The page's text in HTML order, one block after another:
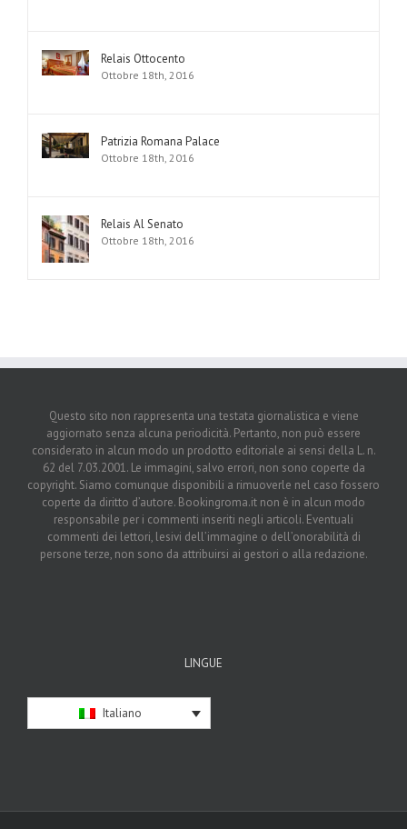
Relais Ottocento
Ottobre 18th, 2016
Patrizia Romana Palace
Ottobre 18th, 2016
Relais Al Senato
Ottobre 18th, 2016
Questo sito non rappresenta una testata giornalistica e viene
aggiornato senza alcuna periodicità. Pertanto, non può essere
considerato in alcun modo un prodotto editoriale ai sensi della L. n.
62 del 7.03.2001. Le immagini, salvo errori, non sono coperte da
copyright. Siamo comunque disponibili a rimuoverle nel caso fossero
coperte da diritto d’autore. Bookingroma.it non è in alcun modo
responsabile per i commenti inseriti negli articoli. Eventuali
commenti dei lettori, lesivi dell’immagine o dell’onorabilità di
persone terze, non sono da attribuirsi ai gestori o alla redazione.
LINGUE
Italiano